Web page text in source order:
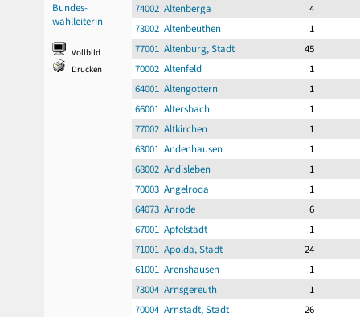
Bundes-
wahlleiterin
Vollbild
Drucken
74002 Altenberga
4
73002 Altenbeuthen
1
77001 Altenburg, Stadt
45
70002 Altenfeld
1
64001 Altengottern
1
66001 Altersbach
1
77002 Altkirchen
1
63001 Andenhausen
1
68002 Andisleben
1
70003 Angelroda
1
64073 Anrode
6
67001 Apfelstädt
1
71001 Apolda, Stadt
24
61001 Arenshausen
1
73004 Arnsgereuth
1
70004 Arnstadt, Stadt
26